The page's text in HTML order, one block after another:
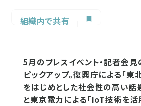
組織内で共有
5月のプレスイベント・記者会
ピックアップ。復興庁による「東
をはじめとした社会性の高い話
と東京電力による「IoT技術を活